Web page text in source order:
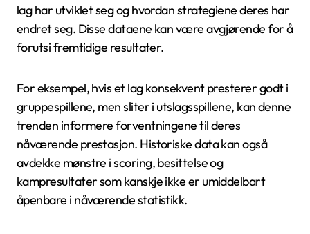
lag har utviklet seg og hvordan strategiene deres har
endret seg. Disse dataene kan være avgjørende for å
forutsi fremtidige resultater.
For eksempel, hvis et lag konsekvent presterer godt i
gruppespillene, men sliter i utslagsspillene, kan denne
trenden informere forventningene til deres
nåværende prestasjon. Historiske data kan også
avdekke mønstre i scoring, besittelse og
kampresultater som kanskje ikke er umiddelbart
åpenbare i nåværende statistikk.